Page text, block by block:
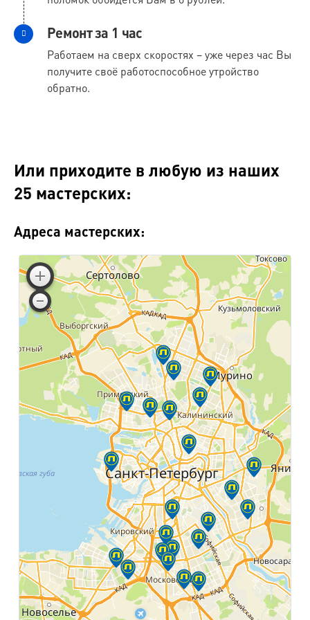
Ремонт за 1 час
Работаем на сверх скоростях – уже через час Вы
получите своё работоспособное утройство
обратно.
Или приходите в любую из наших
25 мастерских:
Адреса мастерских: